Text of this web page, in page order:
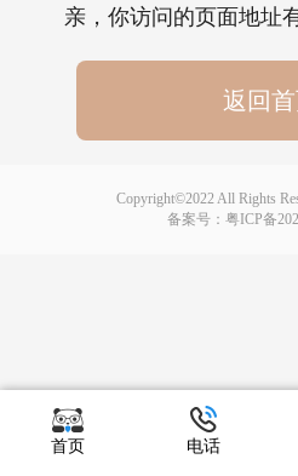
亲，你访问的页面地址
返回
首页 电话
Copyright©2022 All Rights
备案号： 粤ICP备